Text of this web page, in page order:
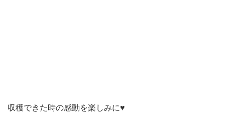
収穫できた時の感動を楽しみに♥